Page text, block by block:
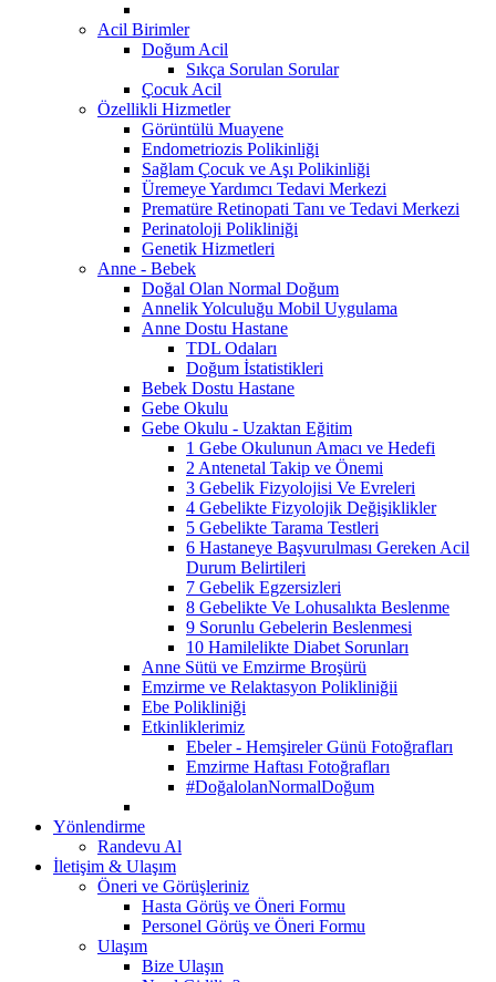
Acil Birimler
Doğum Acil
Sıkça Sorulan Sorular
Çocuk Acil
Özellikli Hizmetler
Görüntülü Muayene
Endometriozis Polikinliği
Sağlam Çocuk ve Aşı Polikinliği
Üremeye Yardımcı Tedavi Merkezi
Prematüre Retinopati Tanı ve Tedavi Merkezi
Perinatoloji Polikliniği
Genetik Hizmetleri
Anne - Bebek
Doğal Olan Normal Doğum
Annelik Yolculuğu Mobil Uygulama
Anne Dostu Hastane
TDL Odaları
Doğum İstatistikleri
Bebek Dostu Hastane
Gebe Okulu
Gebe Okulu - Uzaktan Eğitim
1 Gebe Okulunun Amacı ve Hedefi
2 Antenetal Takip ve Önemi
3 Gebelik Fizyolojisi Ve Evreleri
4 Gebelikte Fizyolojik Değişiklikler
5 Gebelikte Tarama Testleri
6 Hastaneye Başvurulması Gereken Acil
Durum Belirtileri
7 Gebelik Egzersizleri
8 Gebelikte Ve Lohusalıkta Beslenme
9 Sorunlu Gebelerin Beslenmesi
10 Hamilelikte Diabet Sorunları
Anne Sütü ve Emzirme Broşürü
Emzirme ve Relaktasyon Polikliniğii
Ebe Polikliniği
Etkinliklerimiz
Ebeler - Hemşireler Günü Fotoğrafları
Emzirme Haftası Fotoğrafları
#DoğalolanNormalDoğum
Yönlendirme
Randevu Al
İletişim & Ulaşım
Öneri ve Görüşleriniz
Hasta Görüş ve Öneri Formu
Personel Görüş ve Öneri Formu
Ulaşım
Bize Ulaşın